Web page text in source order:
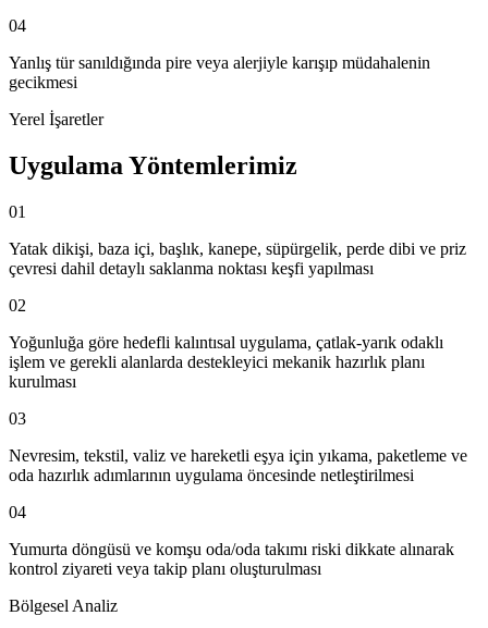
04
Yanlış tür sanıldığında pire veya alerjiyle karışıp müdahalenin
gecikmesi
Yerel İşaretler
Uygulama Yöntemlerimiz
01
Yatak dikişi, baza içi, başlık, kanepe, süpürgelik, perde dibi ve priz
çevresi dahil detaylı saklanma noktası keşfi yapılması
02
Yoğunluğa göre hedefli kalıntısal uygulama, çatlak-yarık odaklı
işlem ve gerekli alanlarda destekleyici mekanik hazırlık planı
kurulması
03
Nevresim, tekstil, valiz ve hareketli eşya için yıkama, paketleme ve
oda hazırlık adımlarının uygulama öncesinde netleştirilmesi
04
Yumurta döngüsü ve komşu oda/oda takımı riski dikkate alınarak
kontrol ziyareti veya takip planı oluşturulması
Bölgesel Analiz